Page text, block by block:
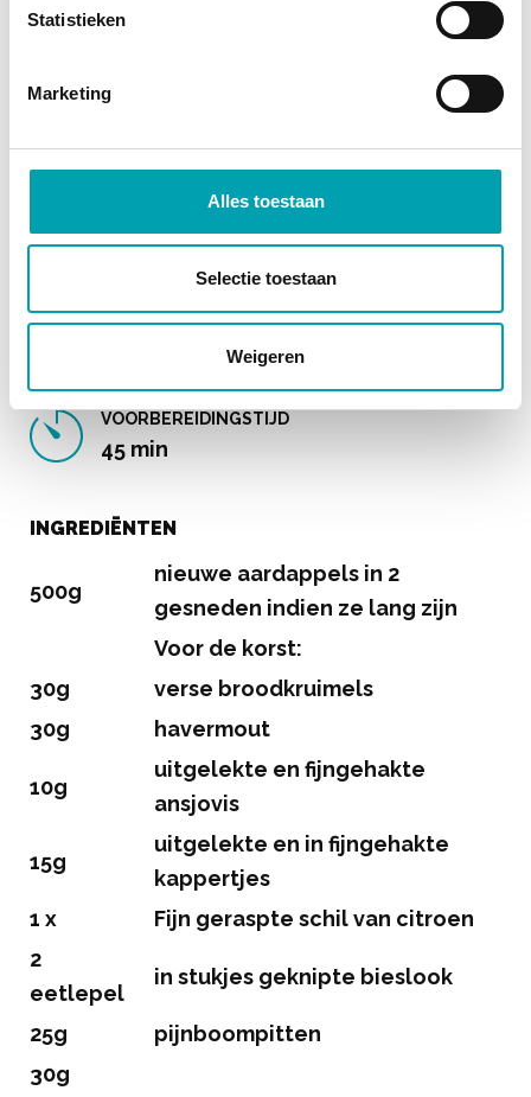
Statistieken
Marketing
Alles toestaan
Selectie toestaan
Weigeren
Zalm met citroenkorstje
Een mix van citroen en zalm met een unieke
smaak
VOORBEREIDINGSTIJD
45 min
INGREDIËNTEN
500g
nieuwe aardappels in 2
gesneden indien ze lang zijn
Voor de korst:
30g
verse broodkruimels
30g
havermout
10g
uitgelekte en fijngehakte
ansjovis
15g
uitgelekte en in fijngehakte
kappertjes
1 x
Fijn geraspte schil van citroen
2
eetlepel
in stukjes geknipte bieslook
25g
pijnboompitten
30g